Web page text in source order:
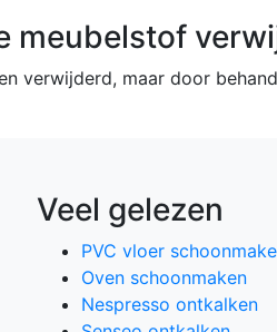
meubelstof
verwijderd, maar door
Veel gelezen
PVC vloer
Oven schoonmaken
Nespresso ontkalken